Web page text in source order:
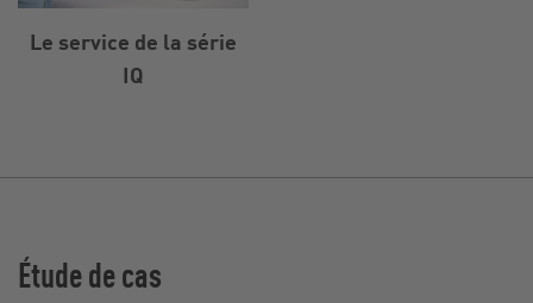
Le service de la série
IQ
Étude de cas